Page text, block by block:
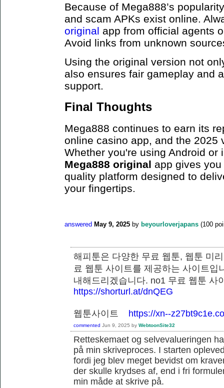
Because of Mega888’s
and scam APKs exist online.
original app from official agents
Avoid links from unknown
Using the original version not
also ensures fair gameplay and
support.
Final Thoughts
Mega888 continues to earn its
online casino app, and the 2025
Whether you're using Android or
Mega888 original app gives
quality platform designed to
your fingertips.
answered May 9, 2025 by beyourloverjapans (100
해피툰은 다양한 무료 웹툰, 웹툰 미
료 웹툰 사이트를 제공하는 사이트
내해드리겠습니다. no1 무료 웹툰
https://shorturl.at/dnQEG
웹툰사이트 https://xn--
commented Jun 9, 2025 by WebtoonSite32
Retteskemaet og selvevalueringen
på min skriveproces. I starten
fordi jeg blev meget bevidst om
der skulle krydses af, end i fri
min måde at skrive på.